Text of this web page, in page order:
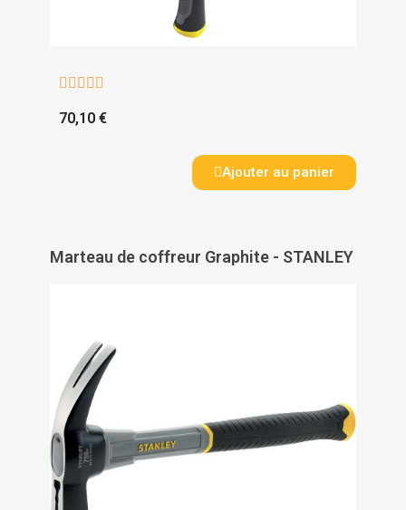
    
70,10 €
Ajouter au panier
Marteau de coffreur Graphite - STANLEY